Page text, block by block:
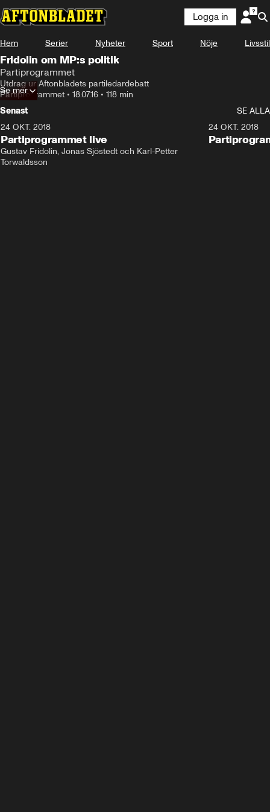
Logga in
Hem Serier Nyheter Sport Nöje Livsstil
Fridolin om MP:s politik
Partiprogrammet
Utdrag ur Aftonbladets partiledardebatt
Partiprogrammet • 18.07.16 • 118 min
Se mer
Senast
SE ALLA
24 OKT. 2018
Partiprogrammet live
Gustav Fridolin, Jonas Sjöstedt och Karl-Petter
Torwaldsson
24 OKT. 2018